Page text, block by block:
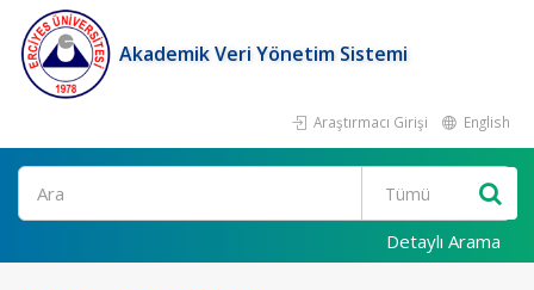
Akademik Veri Yönetim Sistemi
Araştırmacı Girişi English
Ara
Detaylı Arama